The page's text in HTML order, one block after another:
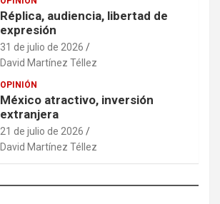
Réplica, audiencia, libertad de
expresión
31 de julio de 2026
David Martínez Téllez
OPINIÓN
México atractivo, inversión
extranjera
21 de julio de 2026
David Martínez Téllez